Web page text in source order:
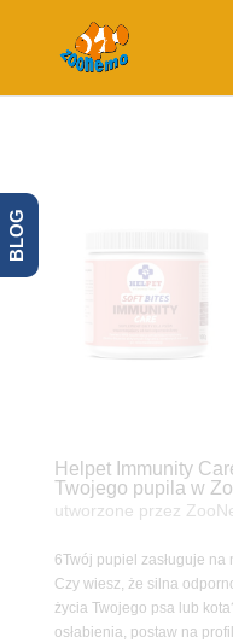
Helpet Immunity
Twojego pupila w
utworzone przez
6Twój pupiel zasługuje
Czy wiesz, że silna
życia Twojego psa lub
osłabienia, postaw na
BLOG